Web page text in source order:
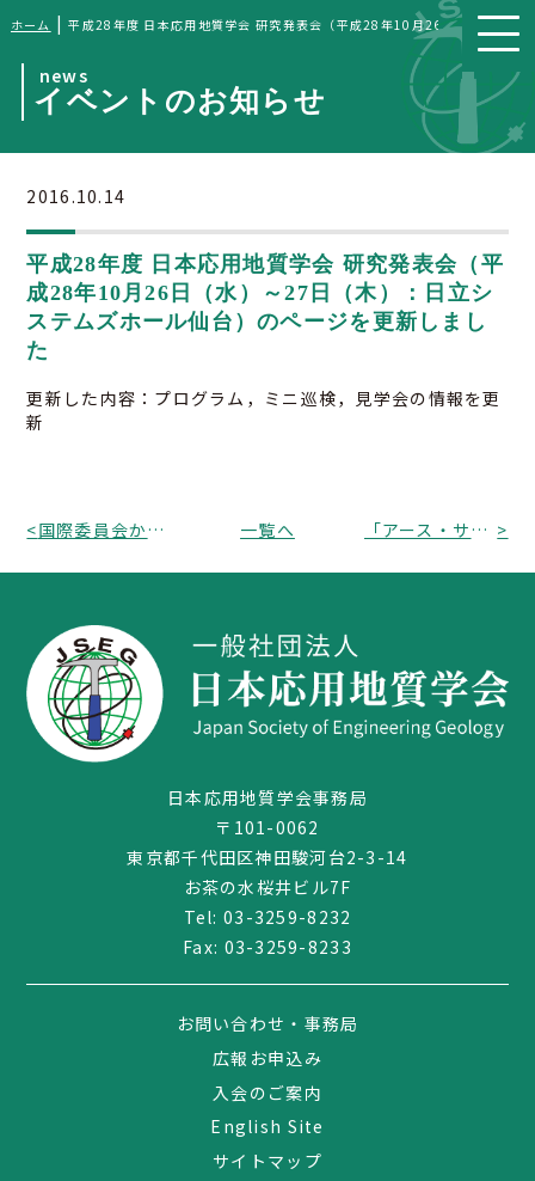
03-3259-8232
ホーム |平成28年度 日本応用地質学会 研究発表会（平成28年10月26日（水）～27
news
イベントのお知らせ
2016.10.14
平成28年度 日本応用地質学会 研究発表会（平
成28年10月26日（水）～27日（木）：日立シ
ステムズホール仙台）のページを更新しまし
た
更新した内容：プログラム，ミニ巡検，見学会の情報を更
新
< 国際委員会から「国際シンポジウムのお知らせ」 一覧へ 「アース・サロン(仮称)」のご案内 >
日本応用地質学会事務局
〒101-0062
東京都千代田区神田駿河台2-3-14
お茶の水桜井ビル7F
Tel:03-3259-8232
Fax: 03-3259-8233
お問い合わせ・事務局
広報お申込み
入会のご案内
English Site
サイトマップ